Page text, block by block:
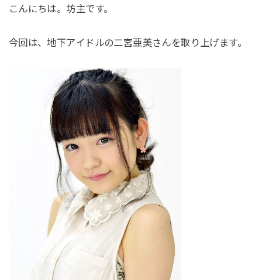
こんにちは。坊主です。
今回は、地下アイドルの二宮亜美さんを取り上げます。